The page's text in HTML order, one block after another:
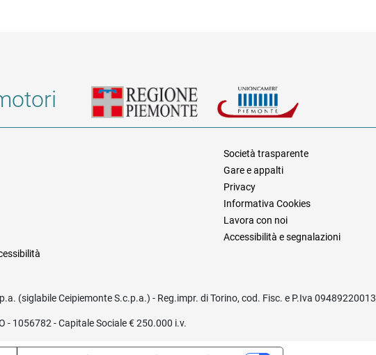
legali e trasparenza
Società trasparente
Gare e appalti
Privacy
Informativa Cookies
Lavora con noi
Accessibilità e segnalazioni
(siglabile Ceipiemonte S.c.p.a.) - Reg.impr. di Torino, cod. Fisc. e P.Iva 09489220013
- 1056782 - Capitale Sociale € 250.000 i.v.